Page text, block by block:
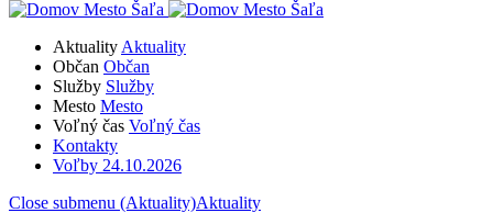
Aktuality Aktuality
Občan Občan
Služby Služby
Mesto Mesto
Voľný čas Voľný čas
Kontakty
Voľby 24.10.2026
Close submenu (Aktuality)Aktuality